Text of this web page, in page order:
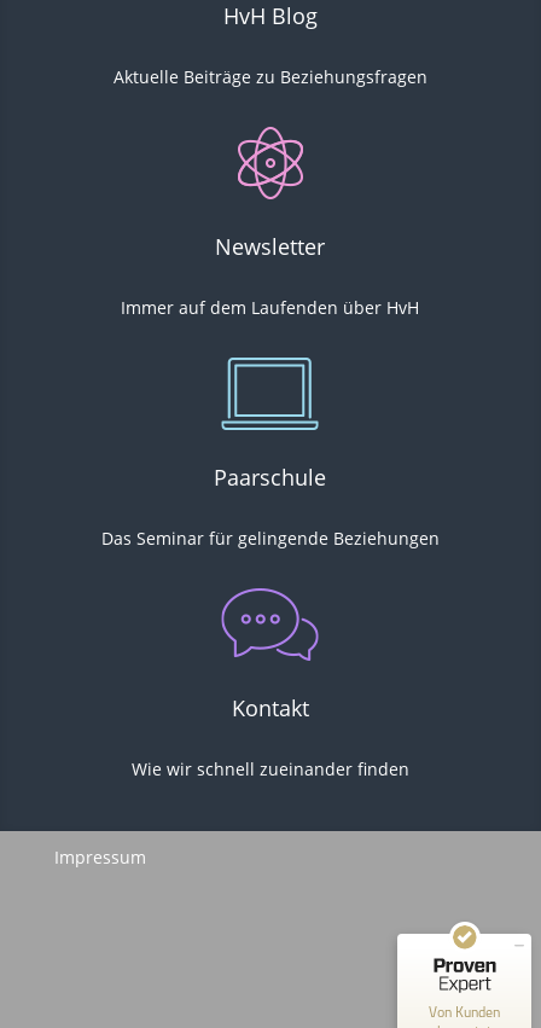
HvH Blog
Aktuelle Beiträge zu Beziehungsfragen
Newsletter
Immer auf dem Laufenden über HvH
Paarschule
Das Seminar für gelingende Beziehungen
Kontakt
Wie wirschnell zueinander finden
Impressum
Von Kunden
Bewertungen auf ProvenExpert.com